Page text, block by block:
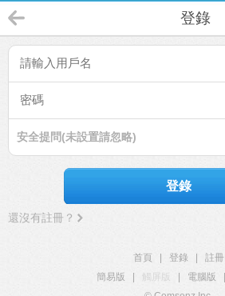
登錄
安全提問(未設置請忽略)
登錄
還沒有註冊？
首頁 登錄
註冊
簡易版
觸屏版 電腦版